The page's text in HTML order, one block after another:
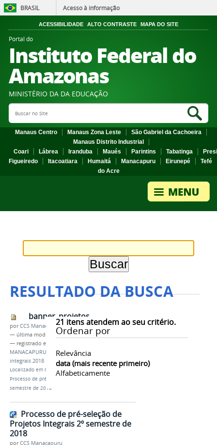
BRASIL Acesso à informação
ACESSIBILIDADE ALTO CONTRASTE MAPA DO SITE
Portal do
Instituto Federal do
Amazonas
MINISTÉRIO DA DA EDUCAÇÃO
Search Site
Manaus Centro Manaus Zona Leste
São Gabriel da Cachoeira
Manaus Distrito Industrial
Coari
Lábrea Iranduba Maués Parintins Tabatinga
Figueiredo
Itacoatiara Humaitá Manacapuru Eirunepé
Tefé
do Acre
RESULTADO DA BUSCA
21 itens atendem ao seu critério.
Ordenar por
Relevância
data (mais recente primeiro)
Alfabeticamente
banner_projetos
porCCS Manacaouru
— última modificação28/08/2018 14h35
— registrado em:
MANACAPURU
#orgulhoDeSerIFAM
integrais 2018
Localizado em CAMPUS / … Notícias Antigas
Processo de pré-seleção de Projetos Integrais 2º
semestre de 2018
Processo de pré-seleção de
Projetos Integrais 2º semestre de
2018
porCCS Manacaouru